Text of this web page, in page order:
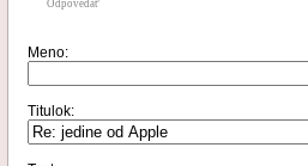
Odpovedať
Meno:
Titulok: